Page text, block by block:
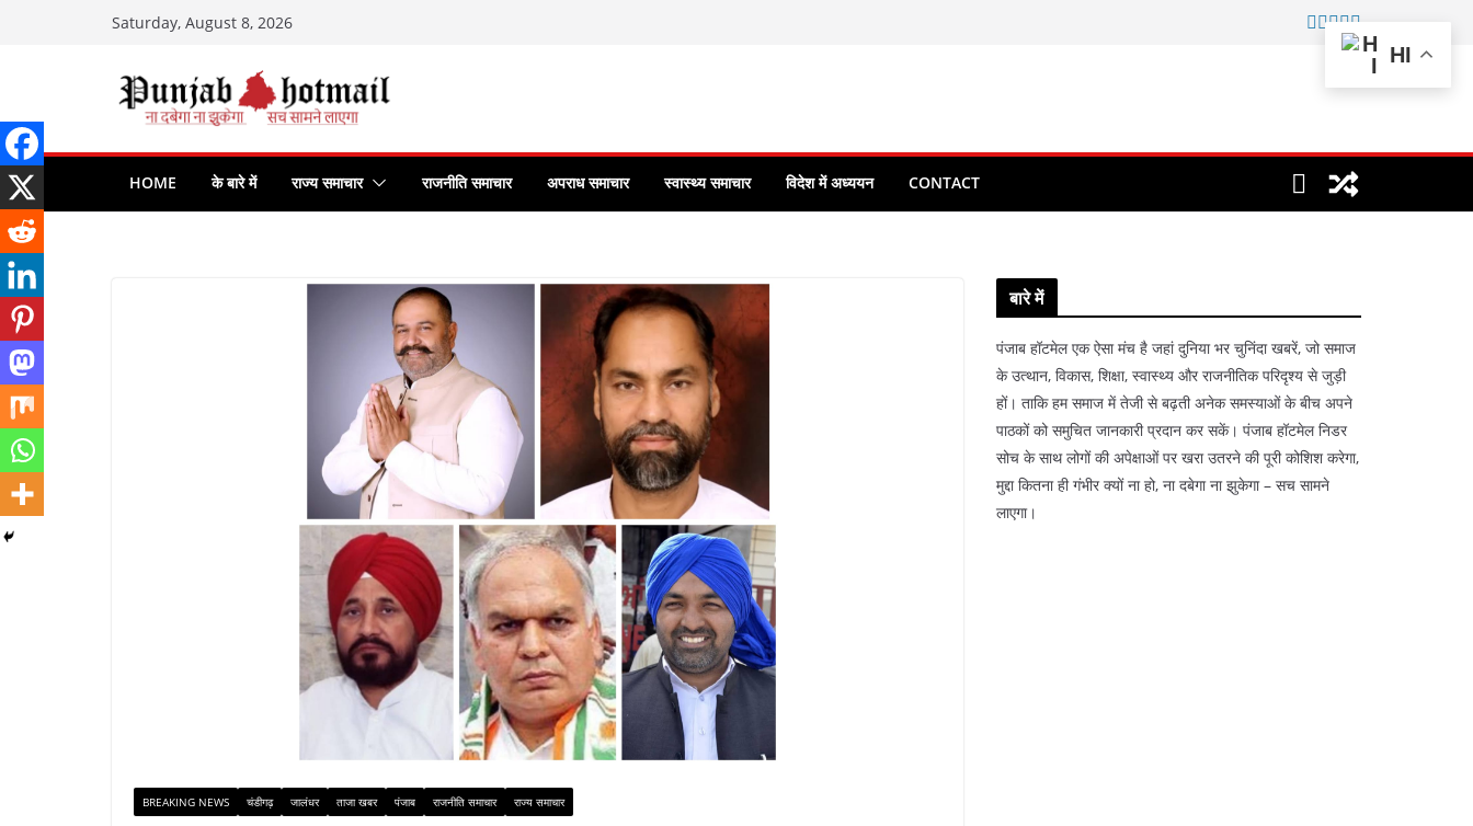
Saturday, August 8, 2026
HOME के बारे में राज्य समाचार राजनीति समाचार अपराध समाचार स्वास्थ्य समाचार विदेश में अध्ययन CONTACT
BREAKING NEWS चंडीगढ़ जालंधर ताजा खबर पंजाब राजनीति समाचार राज्य समाचार
बारे में
पंजाब हॉटमेल एक ऐसा मंच है जहां दुनिया भर चुनिंदा खबरें, जो समाज
के उत्थान, विकास, शिक्षा, स्वास्थ्य और राजनीतिक परिदृश्य से जुड़ी
हों। ताकि हम समाज में तेजी से बढ़ती अनेक समस्याओं के बीच अपने
पाठकों को समुचित जानकारी प्रदान कर सकें। पंजाब हॉटमेल निडर
सोच के साथ लोगों की अपेक्षाओं पर खरा उतरने की पूरी कोशिश करेगा,
मुद्दा कितना ही गंभीर क्यों ना हो, ना दबेगा ना झुकेगा – सच सामने
लाएगा।
HI